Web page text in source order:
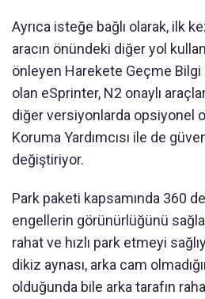
Ayrıca isteğe bağlı olarak, ilk
aracın önündeki diğer yol
önleyen Harekete Geçme Bilgi
olan eSprinter, N2 onaylı
diğer versiyonlarda opsiyonel
Koruma Yardımcısı ile de
değiştiriyor.
Park paketi kapsamında 360
engellerin görünürlüğünü
rahat ve hızlı park etmeyi
dikiz aynası, arka cam
olduğunda bile arka tarafın